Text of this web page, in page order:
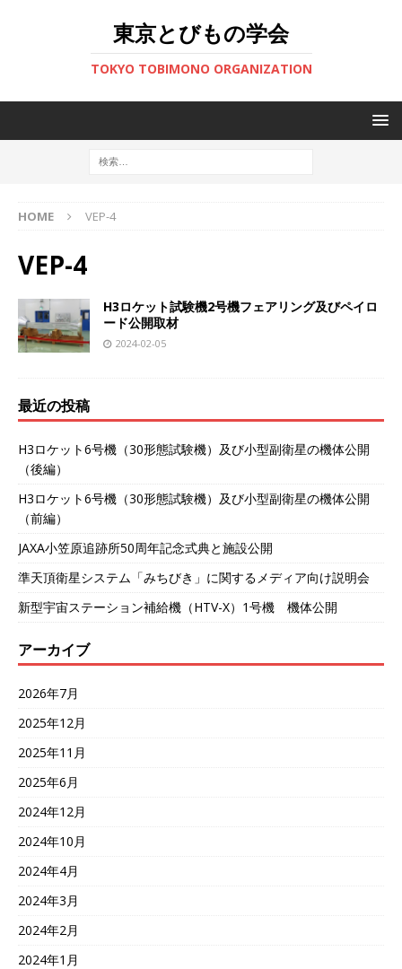
東京とびもの学会
TOKYO TOBIMONO ORGANIZATION
HOME VEP-4
VEP-4
H3ロケット試験機2号機フェアリング及びペイロ
ード公開取材
2024-02-05
最近の投稿
H3ロケット6号機（30形態試験機）及び小型副衛星の機体公開
（後編）
H3ロケット6号機（30形態試験機）及び小型副衛星の機体公開
（前編）
JAXA小笠原追跡所50周年記念式典と施設公開
準天頂衛星システム「みちびき」に関するメディア向け説明会
新型宇宙ステーション補給機（HTV-X）1号機 機体公開
アーカイブ
2026年7月
2025年12月
2025年11月
2025年6月
2024年12月
2024年10月
2024年4月
2024年3月
2024年2月
2024年1月